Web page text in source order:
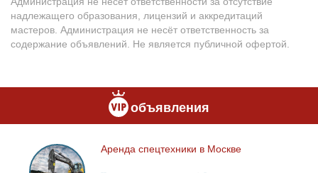
надлежащего образования, лицензий и аккредитаций
мастеров. Администрация не несёт ответственность за
содержание объявлений. Не является публичной офертой.
объявления
Аренда
спецтехники
Арен­да спец­тех­ни­ки в Москве